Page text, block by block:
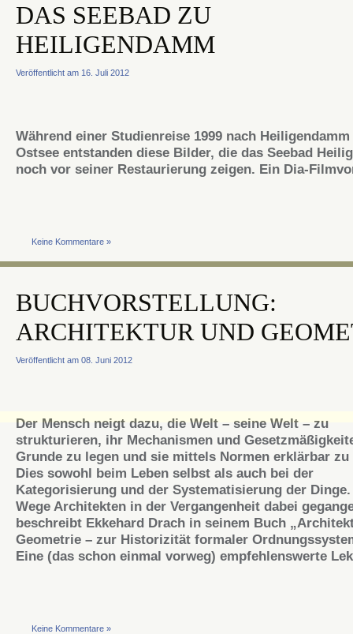
DAS SEEBAD ZU
HEILIGENDAMM
Veröffentlicht am 16. Juli 2012
Während einer Studienreise 1999 nach
Ostsee entstanden diese Bilder, die das Seebad
noch vor seiner Restaurierung zeigen. Ein Dia-
Keine Kommentare »
BUCHVORSTELLUNG:
ARCHITEKTUR UND
Veröffentlicht am 08. Juni 2012
Der Mensch neigt dazu, die Welt – seine Welt – zu
strukturieren, ihr Mechanismen und
Grunde zu legen und sie mittels Normen erklärbar zu
Dies sowohl beim Leben selbst als auch bei der
Kategorisierung und der Systematisierung der Dinge.
Wege Architekten in der Vergangenheit dabei
beschreibt Ekkehard Drach in seinem Buch
Geometrie – zur Historizität formaler
Eine (das schon einmal vorweg) empfehlenswerte
Keine Kommentare »